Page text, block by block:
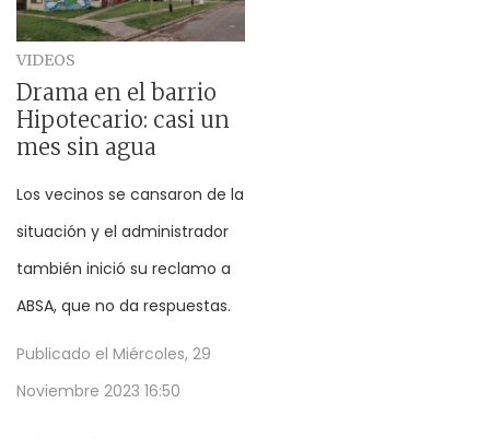
VIDEOS
Drama en el barrio
Hipotecario: casi un
mes sin agua
Los vecinos se cansaron de la
situación y el administrador
también inició su reclamo a
ABSA, que no da respuestas.
Publicado el Miércoles, 29
Noviembre 2023 16:50